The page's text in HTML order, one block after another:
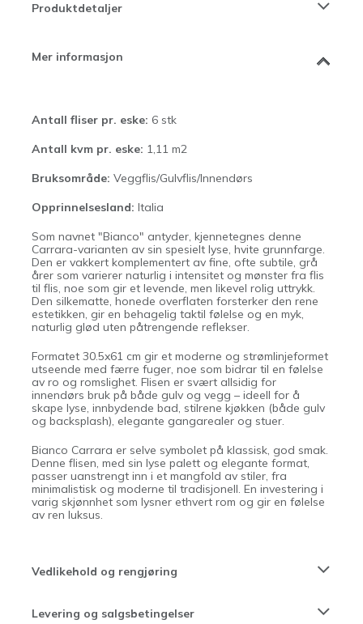
Produktdetaljer
Mer informasjon
Antall fliser pr. eske: 6 stk
Antall kvm pr. eske: 1,11 m2
Bruksområde: Veggflis/Gulvflis/Innendørs
Opprinnelsesland: Italia
Som navnet "Bianco" antyder, kjennetegnes denne
Carrara-varianten av sin spesielt lyse, hvite grunnfarge.
Den er vakkert komplementert av fine, ofte subtile, grå
årer som varierer naturlig i intensitet og mønster fra flis
til flis, noe som gir et levende, men likevel rolig uttrykk.
Den silkematte, honede overflaten forsterker den rene
estetikken, gir en behagelig taktil følelse og en myk,
naturlig glød uten påtrengende reflekser.
Formatet 30.5x61 cm gir et moderne og strømlinjeformet
utseende med færre fuger, noe som bidrar til en følelse
av ro og romslighet. Flisen er svært allsidig for
innendørs bruk på både gulv og vegg – ideell for å
skape lyse, innbydende bad, stilrene kjøkken (både gulv
og backsplash), elegante gangarealer og stuer.
Bianco Carrara er selve symbolet på klassisk, god smak.
Denne flisen, med sin lyse palett og elegante format,
passer uanstrengt inn i et mangfold av stiler, fra
minimalistisk og moderne til tradisjonell. En investering i
varig skjønnhet som lysner ethvert rom og gir en følelse
av ren luksus.
Vedlikehold og rengjøring
Levering og salgsbetingelser